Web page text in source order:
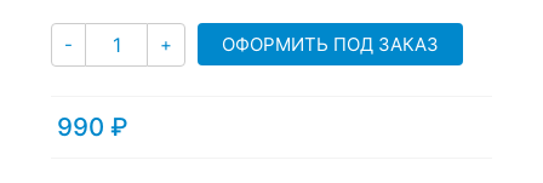
- Количество
+ ОФОРМИТЬ ПОД ЗАКАЗ
990 ₽